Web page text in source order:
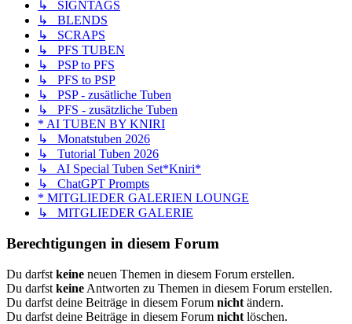
↳ SIGNTAGS
↳ BLENDS
↳ SCRAPS
↳ PFS TUBEN
↳ PSP to PFS
↳ PFS to PSP
↳ PSP - zusätliche Tuben
↳ PFS - zusätzliche Tuben
* AI TUBEN BY KNIRI
↳ Monatstuben 2026
↳ Tutorial Tuben 2026
↳ AI Special Tuben Set*Kniri*
↳ ChatGPT Prompts
* MITGLIEDER GALERIEN LOUNGE
↳ MITGLIEDER GALERIE
Berechtigungen in diesem Forum
Du darfst keine neuen Themen in diesem Forum erstellen.
Du darfst keine Antworten zu Themen in diesem Forum erstellen.
Du darfst deine Beiträge in diesem Forum nicht ändern.
Du darfst deine Beiträge in diesem Forum nicht löschen.